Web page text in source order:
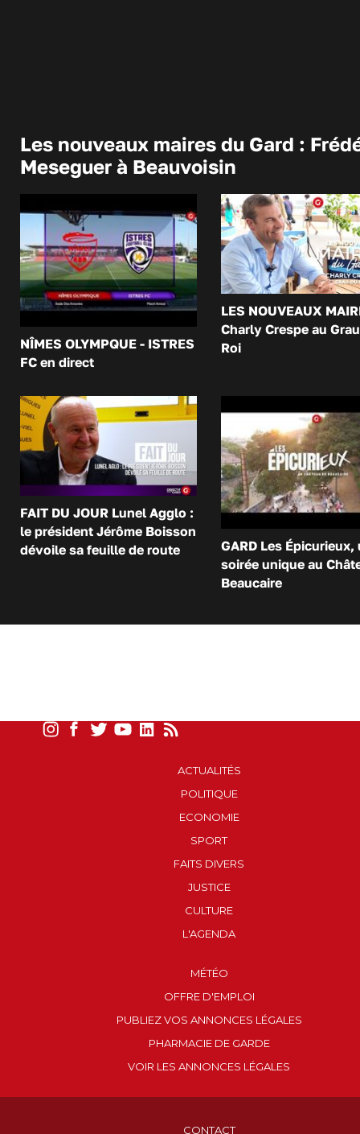
Les nouveaux maires du Gard :
Meseguer à Beauvoisin
NÎMES OLYMPQUE - ISTRES
FC en direct
LES NOUVEAUX
Charly Crespe au
Roi
FAIT DU JOUR Lunel Agglo :
le président Jérôme Boisson
dévoile sa feuille de route
GARD Les Épicurieux,
soirée unique au
Beaucaire
ACTUALITÉS
POLITIQUE
ECONOMIE
SPORT
FAITS DIVERS
JUSTICE
CULTURE
L'AGENDA
MÉTÉO
OFFRE D'EMPLOI
PUBLIEZ VOS ANNONCES LÉGALES
PHARMACIE DE GARDE
VOIR LES ANNONCES LÉGALES
CONTACT